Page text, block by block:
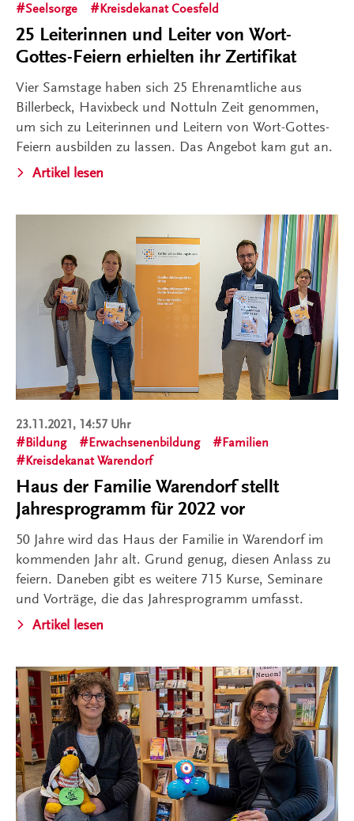
Seelsorge
Kreisdekanat Coesfeld
25 Leiterinnen und Leiter von Wort-
Gottes-Feiern erhielten ihr Zertifikat
Vier Samstage haben sich 25 Ehrenamtliche aus
Billerbeck, Havixbeck und Nottuln Zeit genommen,
um sich zu Leiterinnen und Leitern von Wort-Gottes-
Feiern ausbilden zu lassen. Das Angebot kam gut an.
Artikel lesen
23.11.2021, 14:57 Uhr
Bildung
Erwachsenenbildung
Familien
Kreisdekanat Warendorf
Haus der Familie Warendorf stellt
Jahresprogramm für 2022 vor
50 Jahre wird das Haus der Familie in Warendorf im
kommenden Jahr alt. Grund genug, diesen Anlass zu
feiern. Daneben gibt es weitere 715 Kurse, Seminare
und Vorträge, die das Jahresprogramm umfasst.
Artikel lesen